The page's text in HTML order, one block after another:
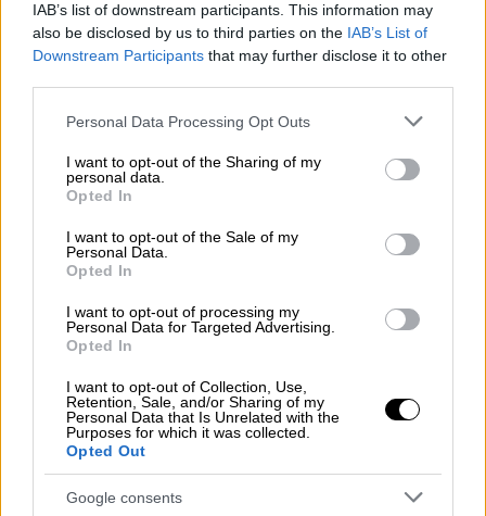
IAB’s list of downstream participants. This information may
also be disclosed by us to third parties on the IAB’s List of
Downstream Participants that may further disclose it to other
Please note that this website/app uses one or more Google
not limited to your visit or usage behaviour. You may click to
grant or deny consent to Google and its third-party tags to
use your data for below specified purposes in below Google
consent section.
Personal Data Processing Opt Outs
I want to opt-out of the Sharing of my
personal data.
Opted In
I want to opt-out of the Sale of my
Personal Data.
Opted In
I want to opt-out of processing my
Personal Data for Targeted Advertising.
Opted In
I want to opt-out of Collection, Use,
Retention, Sale, and/or Sharing of my
Personal Data that Is Unrelated with the
Purposes for which it was collected.
Opted Out
Google consents
Την είδηση είχε αναφέρει στο «Happy Day»
η Τίνα Μεσσαροπούλου, η οποία αποκάλυψε
ότι η παρουσιάστρια και ραδιοφωνική
παραγωγός ανακοίνωσε στους ανθρώπους
της παραγωγής του«The Voice»
ότι δε θα
συνεχιστεί η συνεργασία τους, με
αποτέλεσμα εκείνοι να αναζητούν
παρουσιάστρια μία ημέρα πριν από το
γύρισμα.
Σύμφωνα με την δημοσιογράφο, η
παρουσιάστρια και ραδιοφωνική παραγωγός
ανακοίνωσε στους ανθρώπους της
συνεχιστεί η συνεργασία τους, με
αποτέλεσμα εκείνοι να αναζητούν
παρουσιάστρια μία ημέρα πριν από το
γύρισμα."Ίσως να περίμενε και κάτι
παραπάνω. Τόσα χρόνια τη βλέπουμε στο